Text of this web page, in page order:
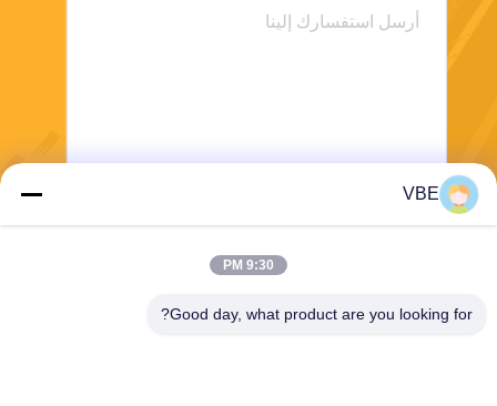
VBE
9:30 PM
Good day, what product are you looking for?